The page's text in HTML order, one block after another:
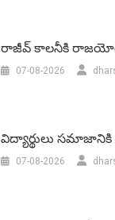
రాజీవ్ కాలనీకి రాజయోగం
07-08-2026
విద్యార్థులు
07-08-2026